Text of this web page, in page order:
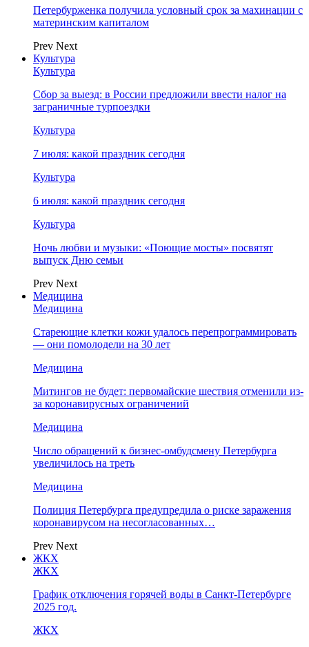
Петербурженка получила условный срок за махинации с
материнским капиталом
Prev Next
Культура
Культура
Сбор за выезд: в России предложили ввести налог на
заграничные турпоездки
Культура
7 июля: какой праздник сегодня
Культура
6 июля: какой праздник сегодня
Культура
Ночь любви и музыки: «Поющие мосты» посвятят
выпуск Дню семьи
Prev Next
Медицина
Медицина
Стареющие клетки кожи удалось перепрограммировать
— они помолодели на 30 лет
Медицина
Митингов не будет: первомайские шествия отменили из-
за коронавирусных ограничений
Медицина
Число обращений к бизнес-омбудсмену Петербурга
увеличилось на треть
Медицина
Полиция Петербурга предупредила о риске заражения
коронавирусом на несогласованных…
Prev Next
ЖКХ
ЖКХ
График отключения горячей воды в Санкт-Петербурге
2025 год.
ЖКХ